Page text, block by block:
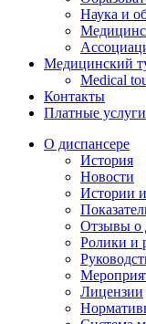
Наука и
Медицинский
Medical
Контакты
Платные услуги
О диспансере
История
Новости
Истории
Отзывы о
Ролики и
Лицензии